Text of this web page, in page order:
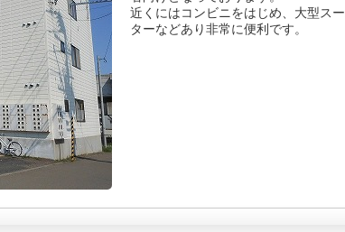
近くにはコンビニをはじめ、大型ス
ターなどあり非常に便利です。